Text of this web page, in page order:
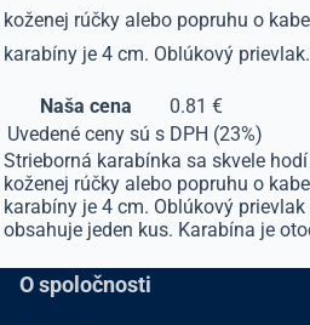
koženej rúčky alebo popruhu o
karabíny je 4 cm. Oblúkový
Naša cena
0.81 €
Uvedené ceny sú s DPH (23%)
Strieborná karabínka sa skvele
koženej rúčky alebo popruhu o
karabíny je 4 cm. Oblúkový
obsahuje jeden kus. Karabína je
O spoločnosti